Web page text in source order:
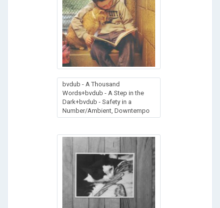
bvdub - A Thousand
Words+bvdub - A Step in the
Dark+bvdub - Safety in a
Number/Ambient, Downtempo